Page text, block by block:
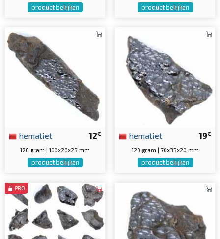
product bekijken product bekijken
12€
hematiet
120 gram | 100x20x25 mm
product bekijken
19€
hematiet
120 gram | 70x35x20 mm
product bekijken
PRO